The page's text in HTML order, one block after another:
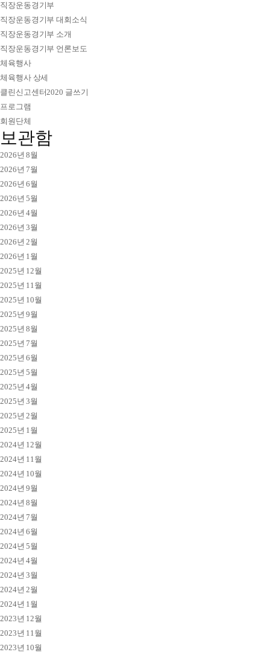
직장운동경기부
직장운동경기부 대회소식
직장운동경기부 소개
직장운동경기부 언론보도
체육행사
체육행사 상세
클린신고센터2020 글쓰기
프로그램
회원단체
보관함
2026년 8월
2026년 7월
2026년 6월
2026년 5월
2026년 4월
2026년 3월
2026년 2월
2026년 1월
2025년 12월
2025년 11월
2025년 10월
2025년 9월
2025년 8월
2025년 7월
2025년 6월
2025년 5월
2025년 4월
2025년 3월
2025년 2월
2025년 1월
2024년 12월
2024년 11월
2024년 10월
2024년 9월
2024년 8월
2024년 7월
2024년 6월
2024년 5월
2024년 4월
2024년 3월
2024년 2월
2024년 1월
2023년 12월
2023년 11월
2023년 10월